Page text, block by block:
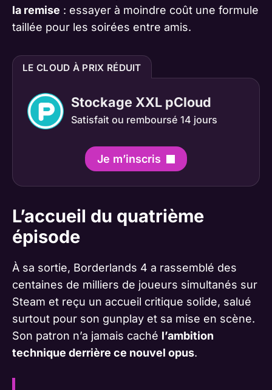
la remise : essayer à moindre coût une formule
taillée pour les soirées entre amis.
LE CLOUD À PRIX RÉDUIT
Stockage XXL pCloud
Satisfait ou remboursé 14 jours
Je m’inscris
L’accueil du quatrième
épisode
À sa sortie, Borderlands 4 a rassemblé des
centaines de milliers de joueurs simultanés sur
Steam et reçu un accueil critique solide, salué
surtout pour son gunplay et sa mise en scène.
Son patron n’a jamais caché l’ambition
technique derrière ce nouvel opus.